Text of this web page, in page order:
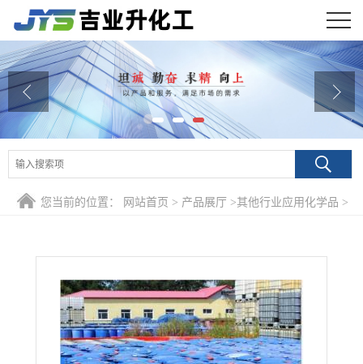
公司首页
公司介绍
公司动态
产品展厅
证书荣誉
在线留言
您当前的位置： 网站首页 > 产品展厅 >其他行业应用化学品 >